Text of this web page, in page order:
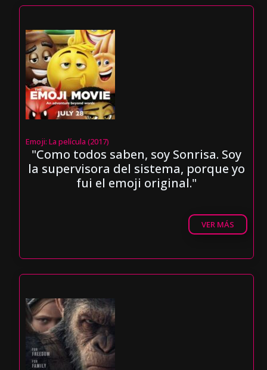
Emoji: La película (2017)
"Como todos saben, soy Sonrisa. Soy
la supervisora del sistema, porque yo
fui el emoji original."
VER MÁS